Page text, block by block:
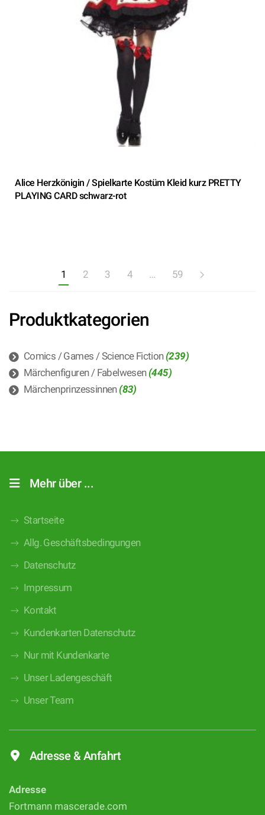
Alice Herzkönigin / Spielkarte Kostüm Kleid kurz PRETTY
PLAYING CARD schwarz-rot
1 2 3 4 … 59
Produktkategorien
Comics / Games / Science Fiction (239)
Märchenfiguren / Fabelwesen (445)
Märchenprinzessinnen (83)
Mehr über ...
Startseite
Allg. Geschäftsbedingungen
Datenschutz
Impressum
Kontakt
Kundenkarten Datenschutz
Nur mit Kundenkarte
Unser Ladengeschäft
Unser Team
Adresse & Anfahrt
Adresse
Fortmann mascerade.com